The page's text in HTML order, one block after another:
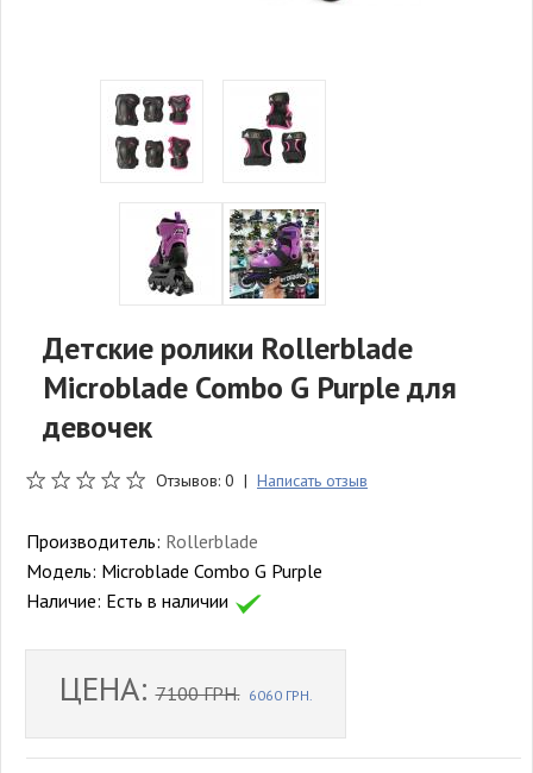
Детские ролики Rollerblade
Microblade Combo G Purple для
девочек
Отзывов: 0 | Написать отзыв
Производитель: Rollerblade
Модель: Microblade Combo G Purple
Наличие: Есть в наличии
ЦЕНА:7100 ГРН. 6060 ГРН.